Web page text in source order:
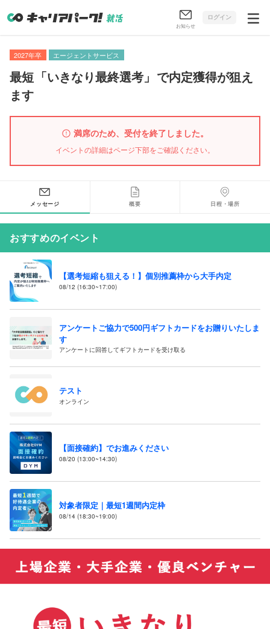
お知らせ
ログイン
2027年卒 エージェントサービス
最短 「いきなり最終選考 」 で内定獲得が狙え
ます
満席のため、受付を終了しました。
イベントの詳細はページ下部をご確認ください。
メッセージ 概要 日程・場所
おすすめのイベント
【選考短縮も狙える！】個別推薦枠から大手内定
08/12 (16:30~17:00)
アンケートご協力で500円ギフトカードをお贈りいたしま
す
アンケートに回答してギフトカードを受け取る
テスト
オンライン
【面接確約】でお進みください
08/20 (13:00~14:30)
対象者限定｜最短1週間内定枠
08/14 (18:30~19:00)